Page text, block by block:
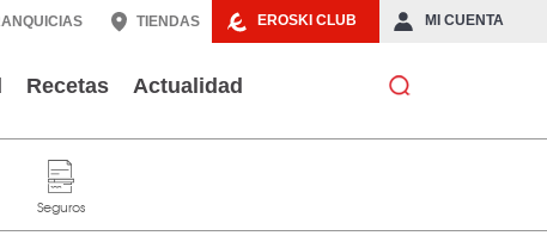
EROSKI CLUB MI CUENTA
TIENDAS
Recetas Actualidad